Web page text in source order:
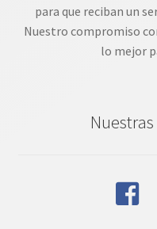
para que reciban un
Nuestro compromiso
lo mejor